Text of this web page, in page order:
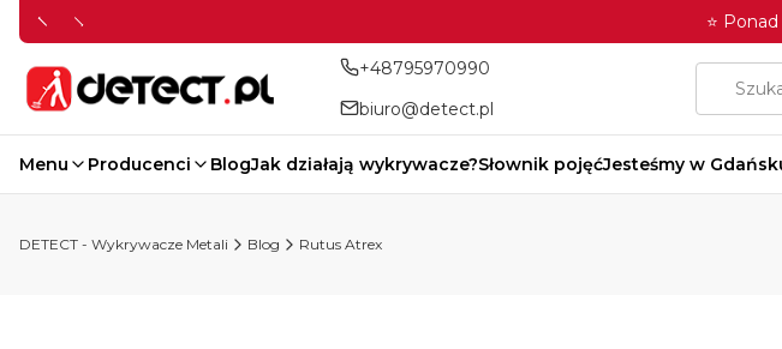
⭐
+48795970990
biuro@detect.pl
Menu Producenci BlogJak działają wykrywacze?Słownik pojęćJesteśmy w
DETECT - Wykrywacze Metali Blog Rutus Atrex